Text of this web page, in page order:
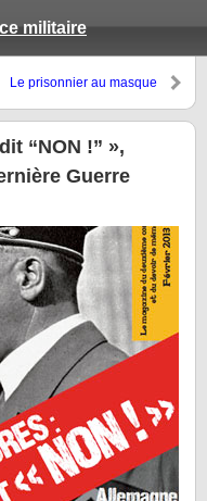
militaire
Le prisonnier au masque
“NON !” »,
Guerre